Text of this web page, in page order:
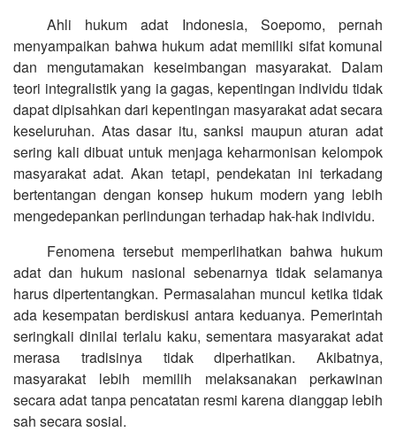
Ahli hukum adat Indonesia, Soepomo, pernah
menyampaikan bahwa hukum adat memiliki sifat komunal
dan mengutamakan keseimbangan masyarakat. Dalam
teori integralistik yang ia gagas, kepentingan individu tidak
dapat dipisahkan dari kepentingan masyarakat adat secara
keseluruhan. Atas dasar itu, sanksi maupun aturan adat
sering kali dibuat untuk menjaga keharmonisan kelompok
masyarakat adat. Akan tetapi, pendekatan ini terkadang
bertentangan dengan konsep hukum modern yang lebih
mengedepankan perlindungan terhadap hak-hak individu.
Fenomena tersebut memperlihatkan bahwa hukum
adat dan hukum nasional sebenarnya tidak selamanya
harus dipertentangkan. Permasalahan muncul ketika tidak
ada kesempatan berdiskusi antara keduanya. Pemerintah
seringkali dinilai terlalu kaku, sementara masyarakat adat
merasa tradisinya tidak diperhatikan. Akibatnya,
masyarakat lebih memilih melaksanakan perkawinan
secara adat tanpa pencatatan resmi karena dianggap lebih
sah secara sosial.